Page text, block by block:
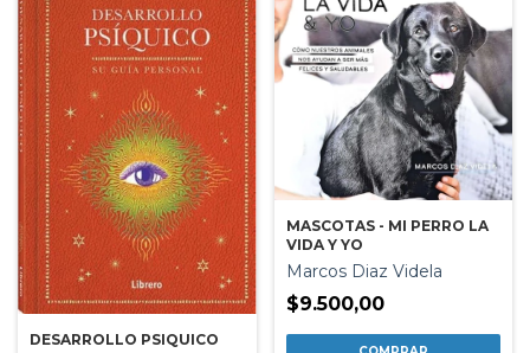
DESARROLLO PSIQUICO
MASCOTAS - MI PERRO LA
VIDA Y YO
Marcos Diaz Videla
$9.500,00